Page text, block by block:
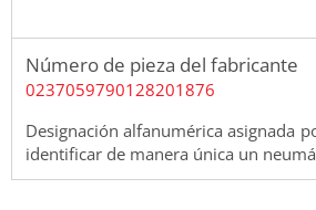
Número de pieza del fabricante
0237059790128201876
Designación alfanumérica asignada
identificar de manera única un